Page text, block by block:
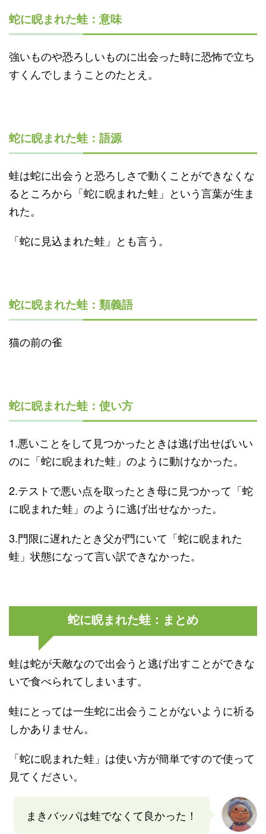
蛇に睨まれた蛙：意味
強いものや恐ろしいものに出会った時に恐怖で立ち
すくんでしまうことのたとえ。
蛇に睨まれた蛙：語源
蛙は蛇に出会うと恐ろしさで動くことができなくな
るところから「蛇に睨まれた蛙」という言葉が生ま
れた。
「蛇に見込まれた蛙」とも言う。
蛇に睨まれた蛙：類義語
猫の前の雀
蛇に睨まれた蛙：使い方
1.悪いことをして見つかったときは逃げ出せばいい
のに「蛇に睨まれた蛙」のように動けなかった。
2.テストで悪い点を取ったとき母に見つかって「蛇
に睨まれた蛙」のように逃げ出せなかった。
3.門限に遅れたとき父が門にいて「蛇に睨まれた
蛙」状態になって言い訳できなかった。
蛇に睨まれた蛙：まとめ
蛙は蛇が天敵なので出会うと逃げ出すことができな
いで食べられてしまいます。
蛙にとっては一生蛇に出会うことがないように祈る
しかありません。
「蛇に睨まれた蛙」は使い方が簡単ですので使って
見てください。
まきバッパは蛙でなくて良かった！